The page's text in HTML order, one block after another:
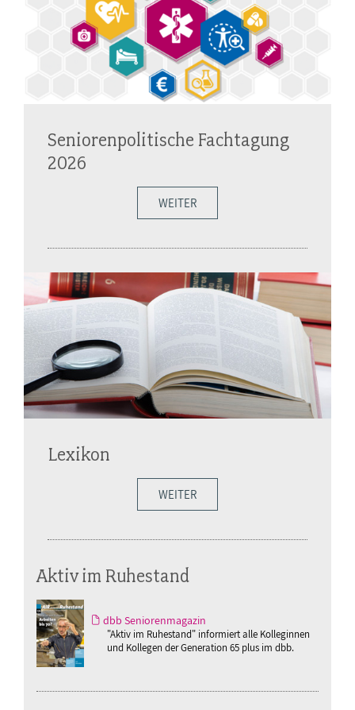
Seniorenpolitische Fachtagung
2026
WEITER
Lexikon
WEITER
Aktiv im Ruhestand
dbb Seniorenmagazin
"Aktiv im Ruhestand" informiert alle Kolleginnen
und Kollegen der Generation 65 plus im dbb.